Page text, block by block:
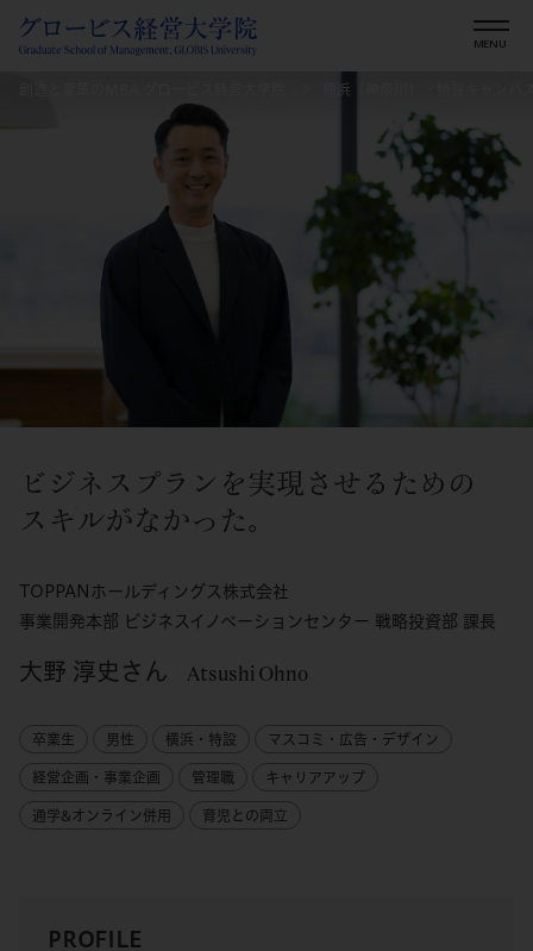
横浜（神奈川）・特設キャンパ
ビジネスプランを実現させるための
スキルがなかった。
TOPPANホールディングス株式会社
事業開発本部 ビジネスイノベーションセンター 戦略投資部 課長
大野 淳史さん Atsushi Ohno
卒業生 男性 横浜・特設 マスコミ・広告・デザイン
経営企画・事業企画 管理職 キャリアアップ
通学&オンライン併用 育児との両立
PROFILE